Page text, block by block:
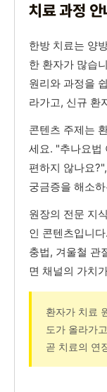
치료 과정
한방 치료는 양
한 환자가 많습
원리와 과정을
라가고, 신규 환
콘텐츠 주제는
세요. "추나요법
편하지 않나요
궁금증을 해소
원장의 전문 지
인 콘텐츠입니
충법, 겨울철 관
면 채널의 가치
환자가 치료
도가 올라가
곧 치료의 연